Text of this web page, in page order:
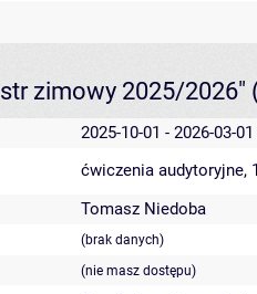
zimowy 2025/2026"
2025-10-01 - 2026-03-01
ćwiczenia audytoryjne,
Tomasz Niedoba
(brak danych)
(nie masz dostępu)